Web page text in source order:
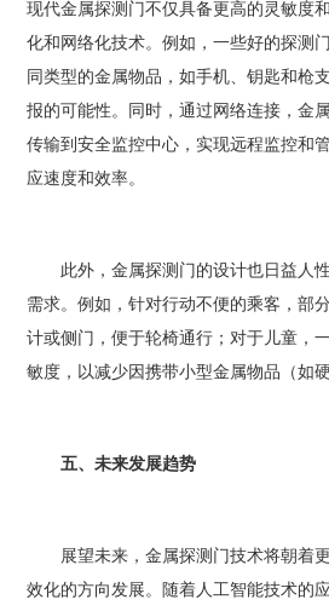
现代金属探测门不仅具备更高的灵敏度
化和网络化技术。例如，一些好的探测
同类型的金属物品，如手机、钥匙和枪
报的可能性。同时，通过网络连接，金
传输到安全监控中心，实现远程监控和
应速度和效率。
此外，金属探测门的设计也日益人性
需求。例如，针对行动不便的乘客，部
计或侧门，便于轮椅通行；对于儿童，
敏度，以减少因携带小型金属物品（如
五、未来发展趋势
展望未来，金属探测门技术将朝着更
效化的方向发展。随着人工智能技术的